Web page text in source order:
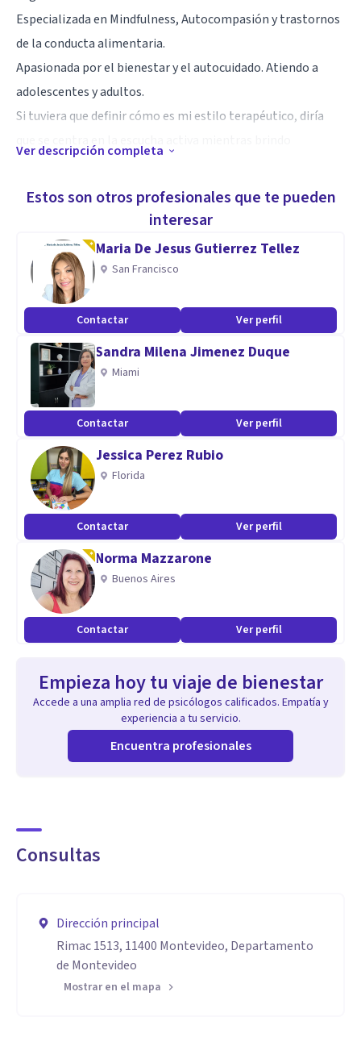
Especializada en Mindfulness, Autocompasión y trastornos
de la conducta alimentaria.
Apasionada por el bienestar y el autocuidado. Atiendo a
adolescentes y adultos.
Si tuviera que definir cómo es mi estilo terapéutico, diría
Atiendo de forma online y presencial en mi consultorio en
Pocitos y Malvin
Ver descripción completa
Estos son otros profesionales que te pueden
interesar
Maria De Jesus Gutierrez Tellez
San Francisco
Contactar Ver perfil
Sandra Milena Jimenez Duque
Miami
Contactar Ver perfil
Jessica Perez Rubio
Florida
Contactar Ver perfil
Norma Mazzarone
Buenos Aires
Contactar Ver perfil
Empieza hoy tu viaje de bienestar
Accede a una amplia red de psicólogos calificados. Empatía y
experiencia a tu servicio.
Encuentra profesionales
Consultas
Dirección principal
Rimac 1513, 11400 Montevideo, Departamento
de Montevideo
Mostrar en el mapa